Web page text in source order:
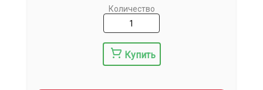
Количество
Купить